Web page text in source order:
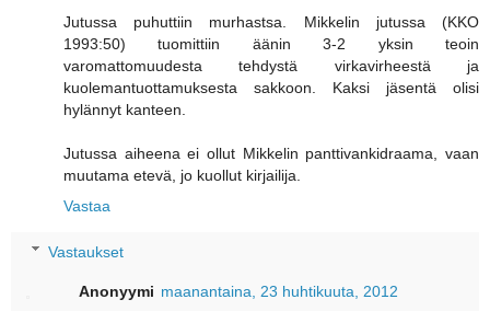
Jutussa puhuttiin murhastsa. Mikkelin jutussa (KKO
1993:50) tuomittiin äänin 3-2 yksin teoin
varomattomuudesta tehdystä virkavirheestä ja
kuolemantuottamuksesta sakkoon. Kaksi jäsentä olisi
hylännyt kanteen.
Jutussa aiheena ei ollut Mikkelin panttivankidraama, vaan
muutama etevä, jo kuollut kirjailija.
Vastaa
Vastaukset
Anonyymi maanantaina, 23 huhtikuuta, 2012